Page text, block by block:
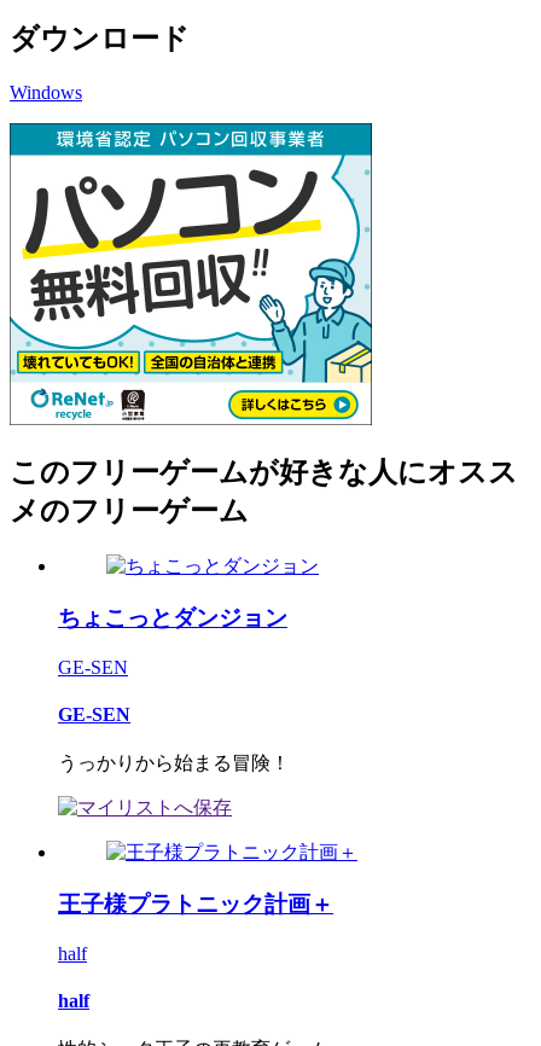
ダウンロード
Windows
このフリーゲームが好きな人にオスス
メのフリーゲーム
ちょこっとダンジョン
GE-SEN
GE-SEN
うっかりから始まる冒険！
王子様プラトニック計画＋
half
half